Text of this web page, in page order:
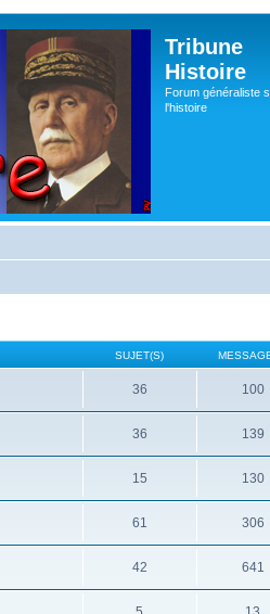
Tribune
Histoire
Forum généraliste
l'histoire
SUJET(S)
36 100
36 139
15 130
61 306
42 641